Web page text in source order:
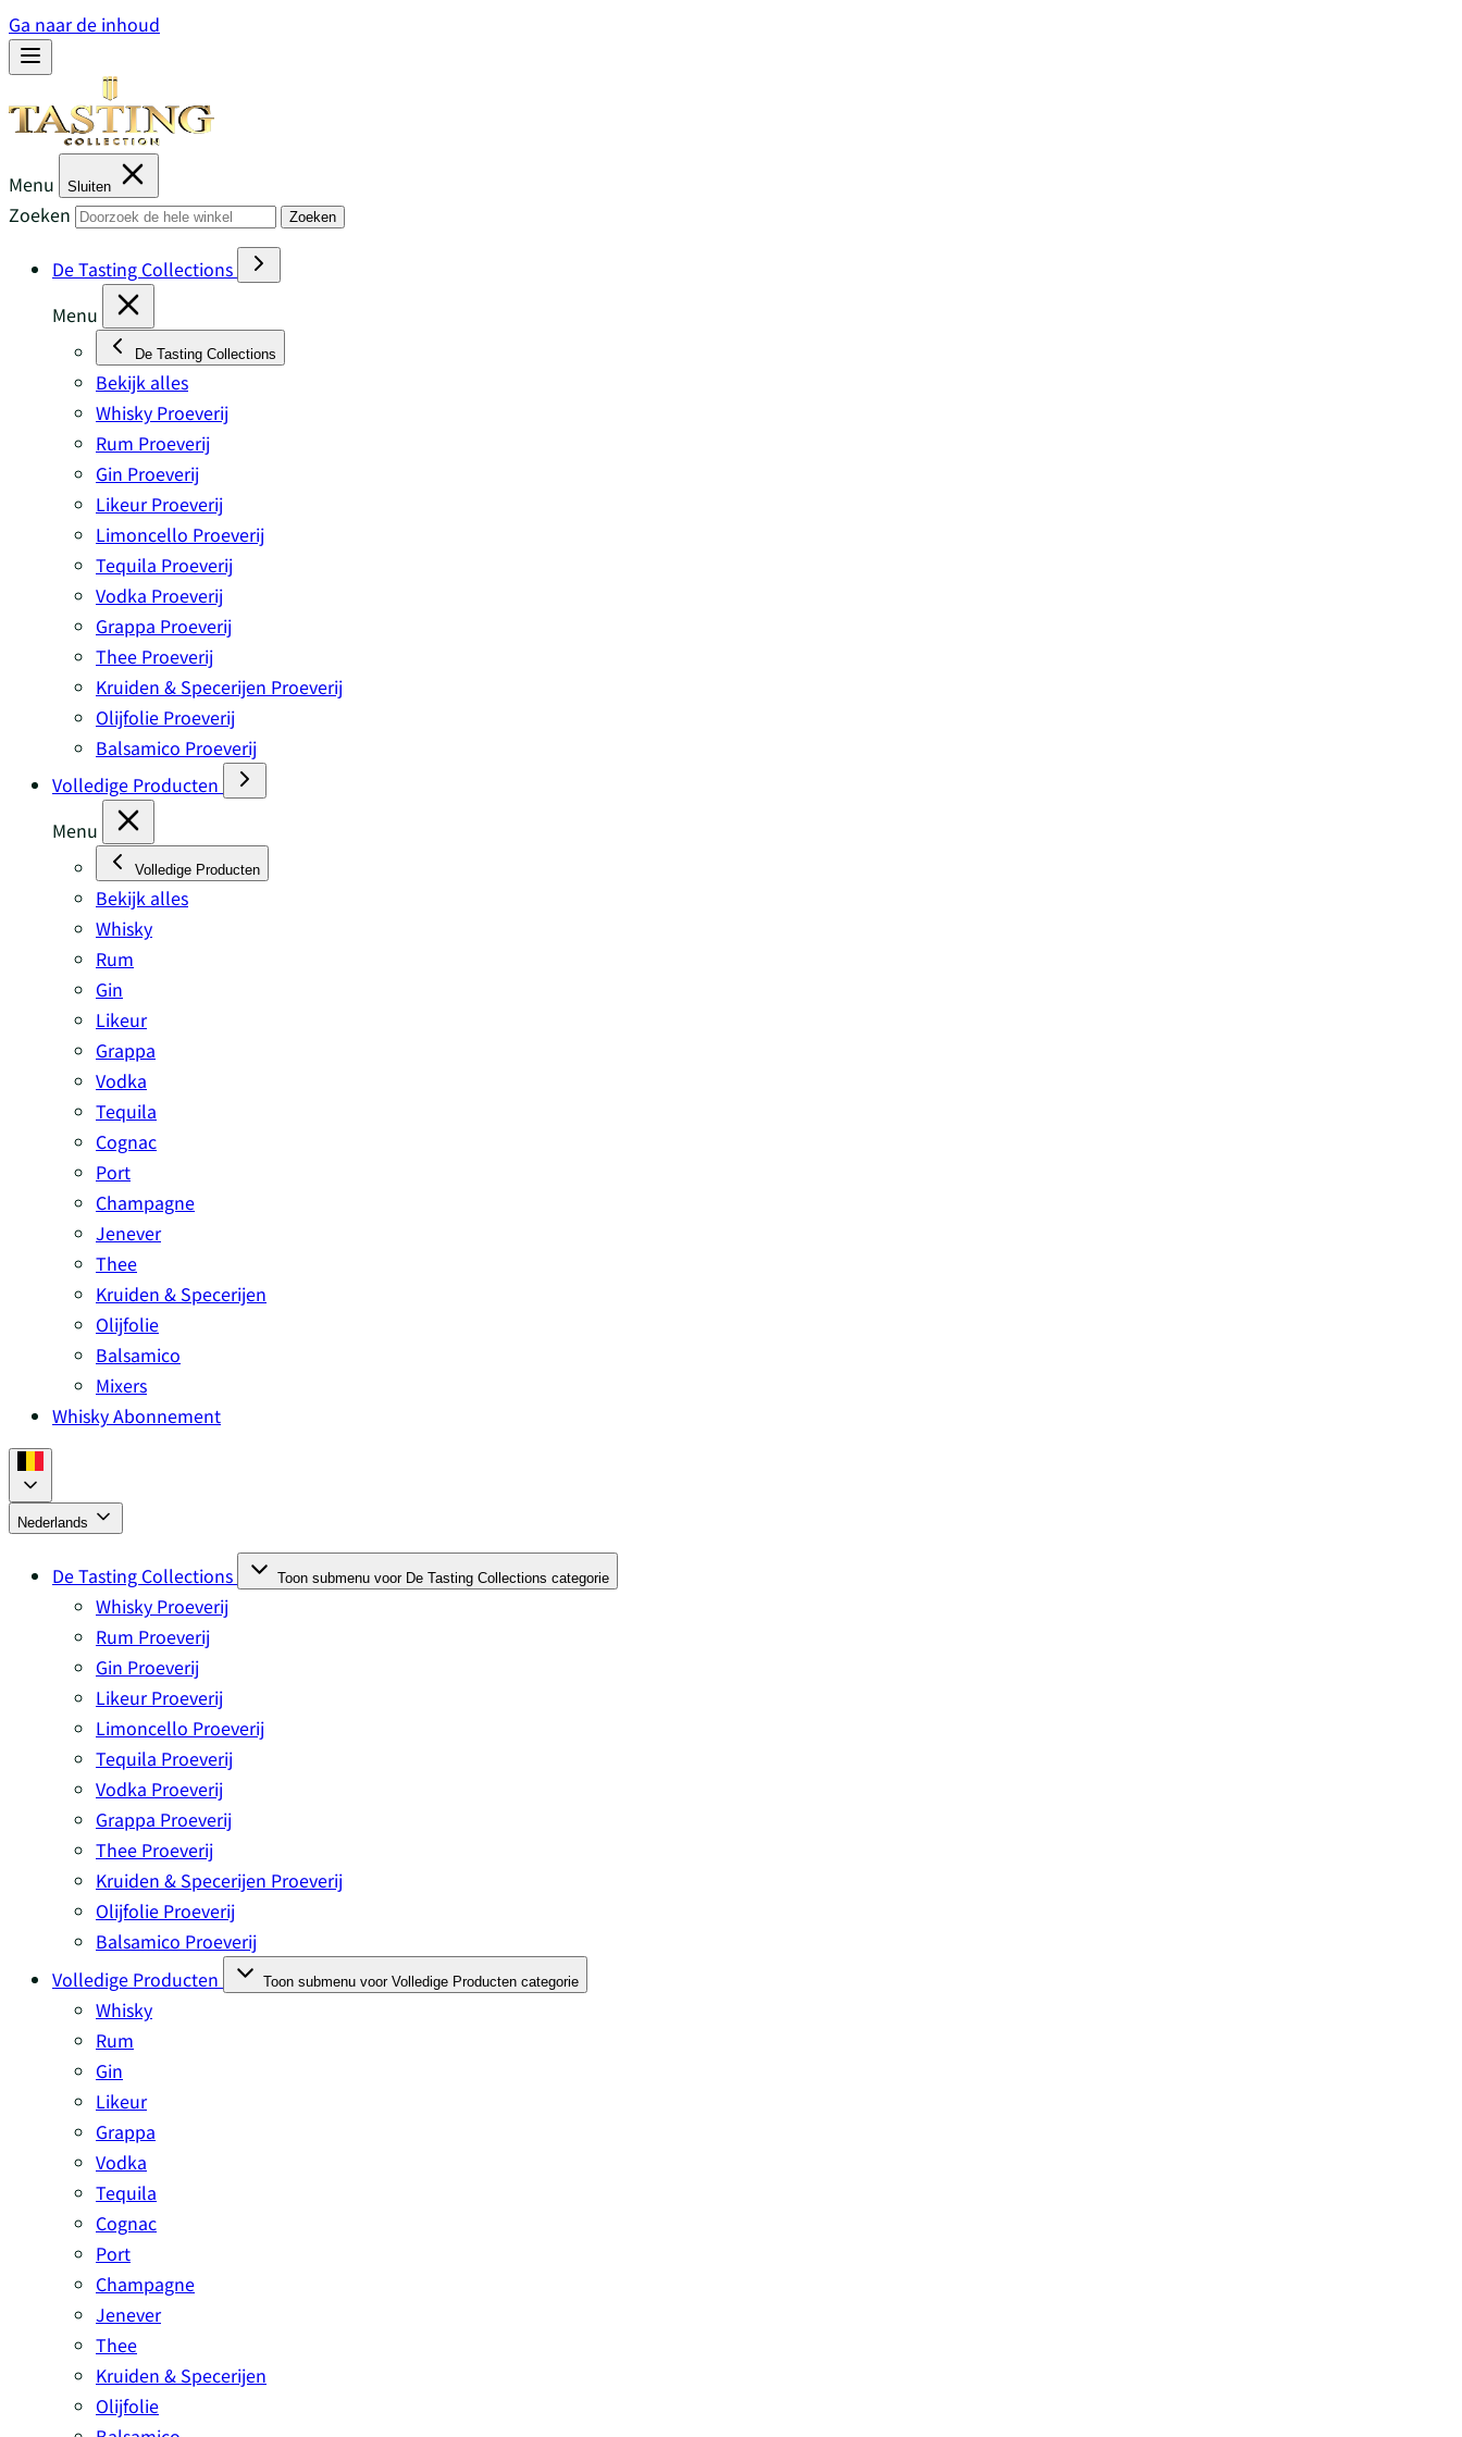
Ga naar de inhoud
Menu Sluiten
Zoeken Zoeken
De Tasting Collections
Menu
De Tasting Collections
Bekijk alles
Whisky Proeverij
Rum Proeverij
Gin Proeverij
Likeur Proeverij
Limoncello Proeverij
Tequila Proeverij
Vodka Proeverij
Grappa Proeverij
Thee Proeverij
Kruiden & Specerijen Proeverij
Olijfolie Proeverij
Balsamico Proeverij
Volledige Producten
Menu
Volledige Producten
Bekijk alles
Whisky
Rum
Gin
Likeur
Grappa
Vodka
Tequila
Cognac
Port
Champagne
Jenever
Thee
Kruiden & Specerijen
Olijfolie
Balsamico
Mixers
Whisky Abonnement
Nederlands
De Tasting Collections Toon submenu voor De Tasting Collections categorie
Whisky Proeverij
Rum Proeverij
Gin Proeverij
Likeur Proeverij
Limoncello Proeverij
Tequila Proeverij
Vodka Proeverij
Grappa Proeverij
Thee Proeverij
Kruiden & Specerijen Proeverij
Olijfolie Proeverij
Balsamico Proeverij
Volledige Producten
Toon submenu voor Volledige Producten categorie
Whisky
Rum
Gin
Likeur
Grappa
Vodka
Tequila
Cognac
Port
Champagne
Jenever
Thee
Kruiden & Specerijen
Olijfolie